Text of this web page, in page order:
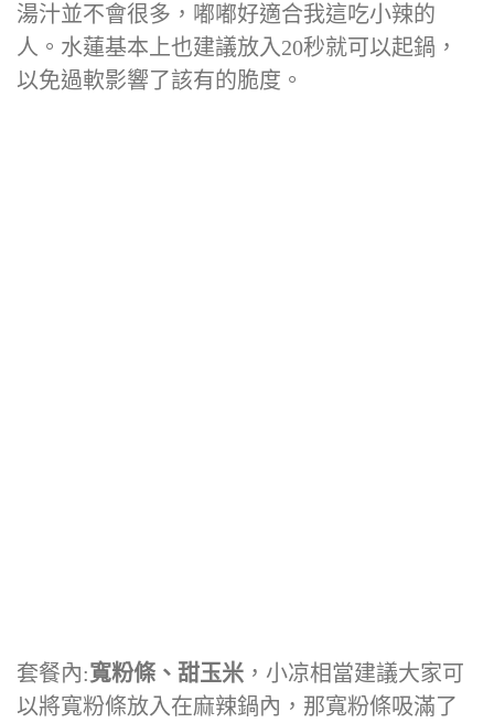
湯汁並不會很多，嘟嘟好適合我這吃小辣的
人。水蓮基本上也建議放入20秒就可以起鍋，
以免過軟影響了該有的脆度。
套餐內:寬粉條、甜玉米 ，小凉相當建議大家可
以將寬粉條放入在麻辣鍋內，那寬粉條吸滿了